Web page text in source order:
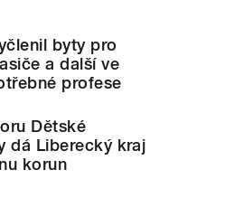
byty pro
a další ve
profese
Dětské
dá Liberecký kraj
korun